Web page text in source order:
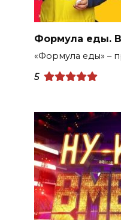
Формула еды.
«Формула еды» –
5